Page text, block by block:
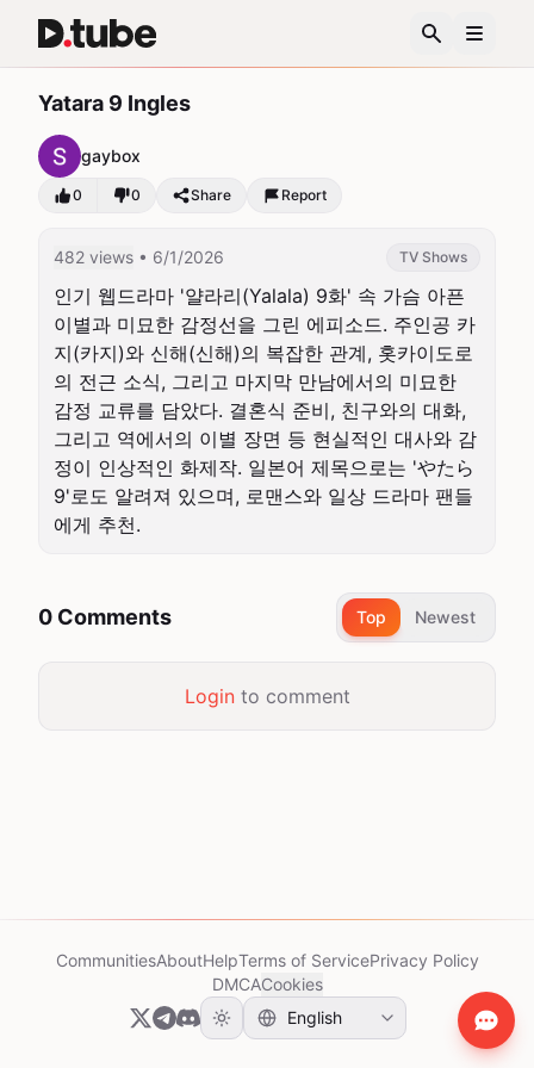
Yatara 9 Ingles
gaybox
0 0 Share Report
482 views • 6/1/2026 TV Shows
인기 웹드라마 '얄라리(Yalala) 9화' 속 가슴 아픈
이별과 미묘한 감정선을 그린 에피소드. 주인공 카
지(카지)와 신해(신해)의 복잡한 관계, 홋카이도로
의 전근 소식, 그리고 마지막 만남에서의 미묘한
감정 교류를 담았다. 결혼식 준비, 친구와의 대화,
그리고 역에서의 이별 장면 등 현실적인 대사와 감
정이 인상적인 화제작. 일본어 제목으로는 'やたら
9'로도 알려져 있으며, 로맨스와 일상 드라마 팬들
에게 추천.
0 Comments Top Newest
Loginto comment
CommunitiesAboutHelpTerms of ServicePrivacy Policy
DMCACookies